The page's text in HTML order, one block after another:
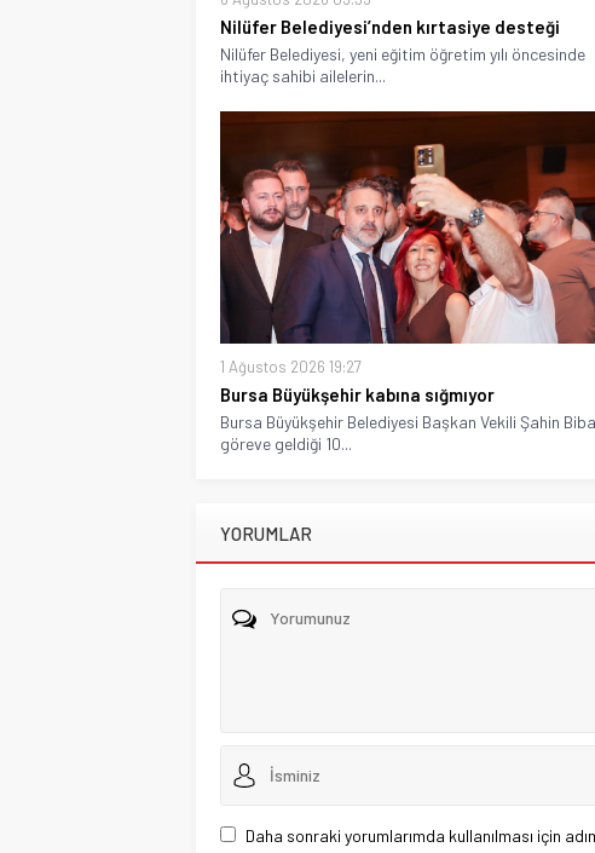
Nilüfer Belediyesi’nden kırtasiye desteği
Nilüfer Belediyesi, yeni eğitim öğretim yılı öncesinde
ihtiyaç sahibi ailelerin...
1 Ağustos 2026 19:27
Bursa Büyükşehir kabına sığmıyor
Bursa Büyükşehir Belediyesi Başkan Vekili Şahin
göreve geldiği 10...
YORUMLAR
Daha sonraki yorumlarımda kullanılması için